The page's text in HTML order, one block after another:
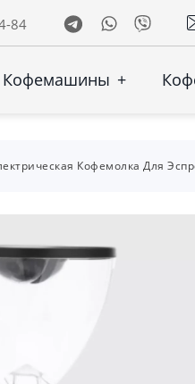
84 TelegramWhatsapp
Viber
Кофемашины +
Кофемолка Для